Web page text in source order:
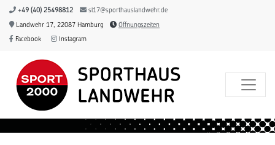
+49 (40) 25498812 sl17@sporthauslandwehr.de
Landwehr 17, 22087 Hamburg Öffnungszeiten
Facebook Instagram